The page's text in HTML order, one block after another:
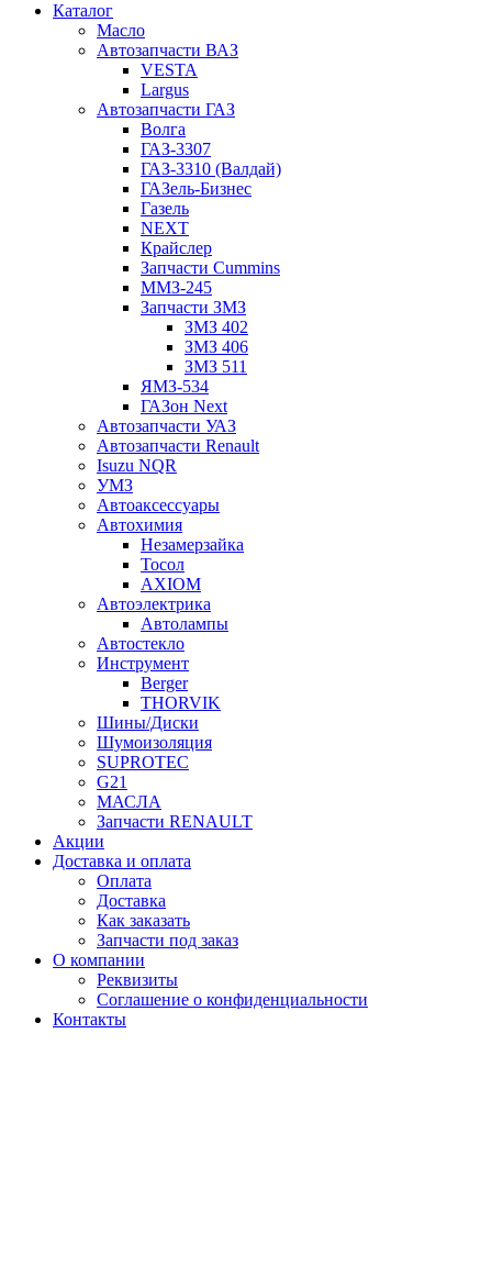
Каталог
Масло
Автозапчасти ВАЗ
VESTA
Largus
Автозапчасти ГАЗ
Волга
ГАЗ-3307
ГАЗ-3310 (Валдай)
ГАЗель-Бизнес
Газель
NEXT
Крайслер
Запчасти Cummins
ММЗ-245
Запчасти ЗМЗ
ЗМЗ 402
ЗМЗ 406
ЗМЗ 511
ЯМЗ-534
ГАЗон Next
Автозапчасти УАЗ
Автозапчасти Renault
Isuzu NQR
УМЗ
Автоаксессуары
Автохимия
Незамерзайка
Тосол
AXIOM
Автоэлектрика
Автолампы
Автостекло
Инструмент
Berger
THORVIK
Шины/Диски
Шумоизоляция
SUPROTEC
G21
МАСЛА
Запчасти RENAULT
Акции
Доставка и оплата
Оплата
Доставка
Как заказать
Запчасти под заказ
О компании
Реквизиты
Соглашение о конфиденциальности
Контакты